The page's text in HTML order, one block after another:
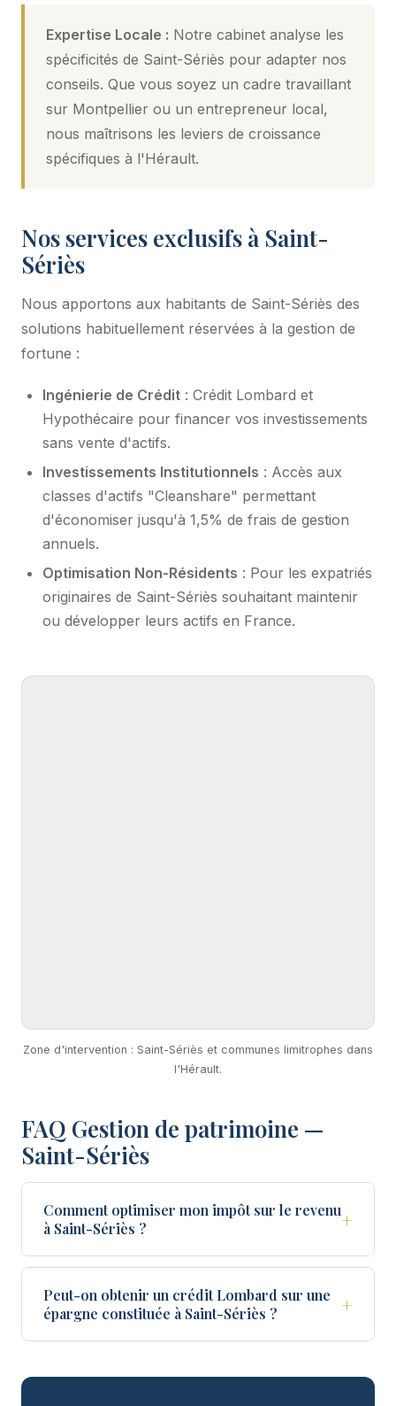
Expertise Locale : Notre cabinet analyse les
spécificités de Saint-Sériès pour adapter nos
conseils. Que vous soyez un cadre travaillant
sur Montpellier ou un entrepreneur local,
nous maîtrisons les leviers de croissance
spécifiques à l'Hérault.
Nos services exclusifs à Saint-
Sériès
Nous apportons aux habitants de Saint-Sériès des
solutions habituellement réservées à la gestion de
fortune :
Ingénierie de Crédit : Crédit Lombard et
Hypothécaire pour financer vos investissements
sans vente d'actifs.
Investissements Institutionnels : Accès aux
classes d'actifs "Cleanshare" permettant
d'économiser jusqu'à 1,5% de frais de gestion
annuels.
Optimisation Non-Résidents : Pour les expatriés
originaires de Saint-Sériès souhaitant maintenir
ou développer leurs actifs en France.
Zone d'intervention : Saint-Sériès et communes limitrophes dans
l'Hérault.
FAQ Gestion de patrimoine —
Saint-Sériès
Comment optimiser mon impôt sur le revenu
à Saint-Sériès ?
+
Peut-on obtenir un crédit Lombard sur une
épargne constituée à Saint-Sériès ?
+